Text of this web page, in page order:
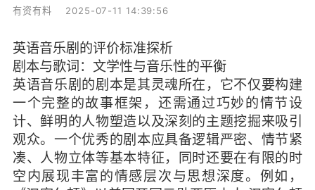
有资有料 2025-07-11 14:39:56
英语音乐剧的评价标准探析
剧本与歌词：文学性与音乐性的平衡
英语音乐剧的剧本是其灵魂所在，它不仅要构建
一个完整的故事框架，还需通过巧妙的情节设
计、鲜明的人物塑造以及深刻的主题挖掘来吸引
观众。一个优秀的剧本应具备逻辑严密、情节紧
凑、人物立体等基本特征，同时还要在有限的时
空内展现丰富的情感层次与思想深度。例如，